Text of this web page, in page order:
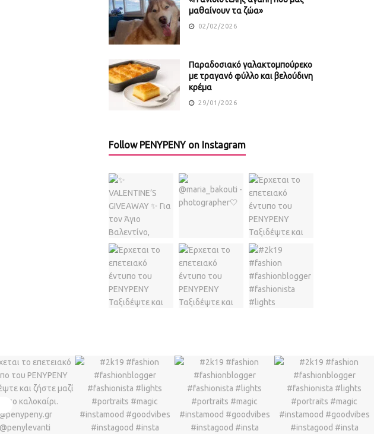
μαθαίνουν τα ζώα»
02/02/2026
Παραδοσιακό γαλακτομπούρεκο
με τραγανό φύλλο και βελούδινη
κρέμα
29/01/2026
Follow PENYPENY on Instagram